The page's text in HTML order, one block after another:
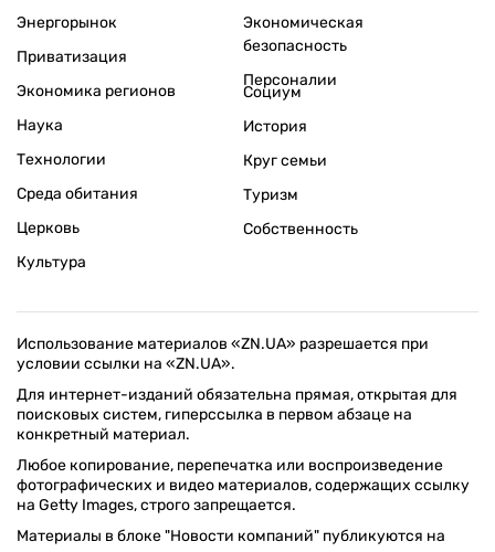
Энергорынок
Приватизация
Экономика регионов
Экономическая
безопасность
Персоналии
Наука
Технологии
Среда обитания
Церковь
Культура
Социум
История
Круг семьи
Туризм
Собственность
Использование материалов «ZN.UA» разрешается при
условии ссылки на «ZN.UA».
Для интернет-изданий обязательна прямая, открытая для
поисковых систем, гиперссылка в первом абзаце на
конкретный материал.
Любое копирование, перепечатка или воспроизведение
фотографических и видео материалов, содержащих ссылку
на Getty Images, строго запрещается.
Материалы в блоке "Новости компаний" публикуются на